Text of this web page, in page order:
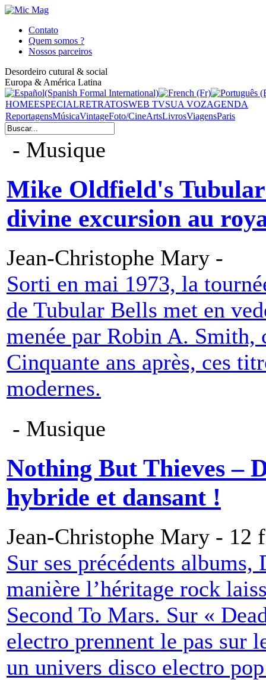
Contato
Quem somos ?
Nossos parceiros
Desordeiro cutural & social
Europa & América Latina
HOMEESPECIALRETRATOSWEB TVSUA VOZAGENDA
ReportagensMúsicaVintageFoto/CineArtsLivrosViagensParis
- Musique
Mike Oldfield's
divine excursion au
Jean-Christophe Mary -
Sorti en mai 1973, la
de Tubular Bells met en
menée par Robin A.
Cinquante ans après, ces
modernes.
- Musique
Nothing But Thieves –
hybride et dansant !
Jean-Christophe Mary - 12
Sur ses précédents
manière l’héritage rock
Second To Mars. Sur «
electro prennent le pas sur
un univers disco electro